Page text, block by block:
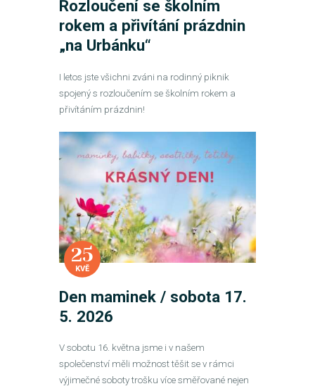
Rozloučení se školním
rokem a přivítání prázdnin
„na Urbánku“
I letos jste všichni zváni na rodinný piknik
spojený s rozloučením se školním rokem a
přivítáním prázdnin!
25
KVĚ
Den maminek / sobota 17.
5. 2026
V sobotu 16. května jsme i v našem
společenství měli možnost těšit se v rámci
výjimečné soboty trošku více směřované nejen